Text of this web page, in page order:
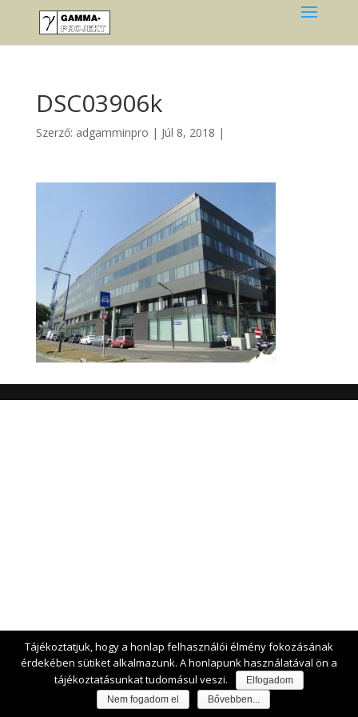
DSC03906k
Szerző: adgamminpro | Júl 8, 2018 |
Tájékoztatjuk, hogy a honlap felhasználói élmény fokozásának
érdekében sütiket alkalmazunk. A honlapunk használatával ön a
tájékoztatásunkat tudomásul veszi.
Elfogadom
Nem fogadom el
Bővebben...